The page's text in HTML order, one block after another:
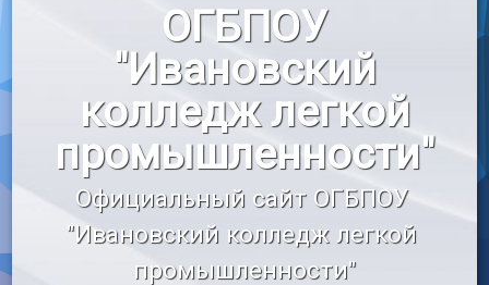
«Профессионалы»
«Профессионалитет»
Образовательный кредит
ОГБПОУ
"Ивановский
колледж легкой
промышленности"
Официальный сайт ОГБПОУ
"Ивановский колледж легкой
промышленности"